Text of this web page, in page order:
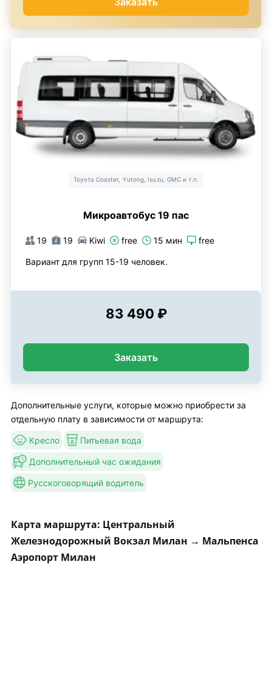
Toyota Coaster, Yutong, Isuzu, GMC и т.п.
Микроавтобус 19 пас
19 19 Kiwi free 15 мин free
Вариант для групп 15-19 человек.
83 490 ₽
Заказать
Дополнительные услуги, которые можно приобрести за
отдельную плату в зависимости от маршрута:
Кресло Питьевая вода
Дополнительный час ожидания
Русскоговорящий водитель
Карта маршрута: Центральный
Железнодорожный Вокзал Милан → Мальпенса
Аэропорт Милан